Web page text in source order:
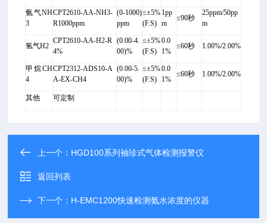
氨气NH
3
CPT2610-AA-NH3-
R1000ppm
(0-1000)
ppm
≤±5%
(F.S)
1pp
m
≤90秒
25ppm/50pp
m
氢气H2
CPT2610-AA-H2-R
4%
(0.00-4.
00)%
≤±5%
(F.S)
0.0
1%
≤60秒 1.00%/2.00%
甲烷CH
4
CPT2312-ADS10-A
A-EX-CH4
(0.00-5.
00)%
≤±5%
(F.S)
0.0
1%
≤60秒 1.00%/2.00%
其他 可定制
上一个： HGD100系列袖珍式气体检测报警仪
返回列表
下一个： H-EMC1200快速检测氨水浓度的仪器